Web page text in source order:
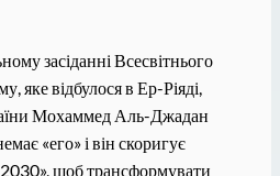
засіданні Всесвітнього
яке відбулося в Ер-Ріяді,
Мохаммед Аль-Джадан
«его» і він скоригує
щоб трансформувати